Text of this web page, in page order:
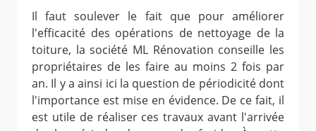
Il faut soulever le fait que pour améliorer
l'efficacité des opérations de nettoyage de la
toiture, la société ML Rénovation conseille les
propriétaires de les faire au moins 2 fois par
an. Il y a ainsi ici la question de périodicité dont
l'importance est mise en évidence. De ce fait, il
est utile de réaliser ces travaux avant l'arrivée